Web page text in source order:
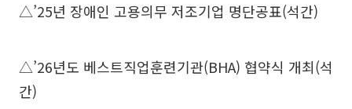
△’25년 장애인 고용의무 저조기업 명단공표(석간)
△’26년도 베스트직업훈련기관(BHA) 협약식 개최(석
간)